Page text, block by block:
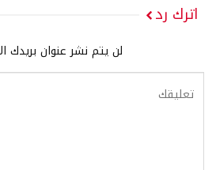
اترك رد
لن يتم نشر عنوان بريدك